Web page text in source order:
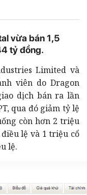
vừa bán 1,5
tỷ đồng.
Limited và
viên do Dragon
dịch bán ra lần
qua đó giảm tỷ lệ
còn hơn 2 triệu
lệ và 1 triệu cổ
lệ.